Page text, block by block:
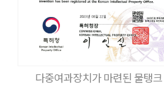
다중여과장치가 마련된 물탱크